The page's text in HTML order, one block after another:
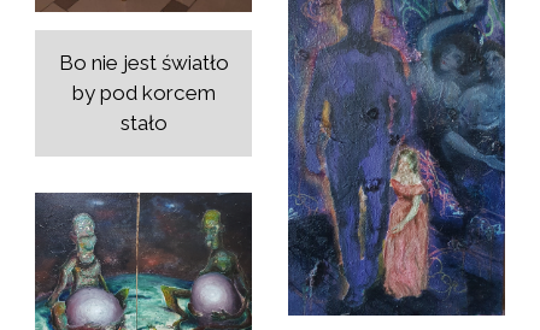
Bo nie jest światło
by pod korcem
stało